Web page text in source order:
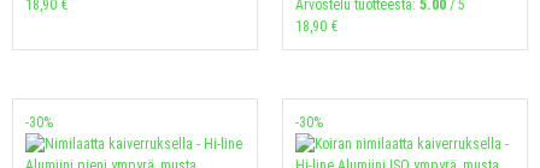
18,90 € Arvostelu tuotteesta: 5.00 / 5
18,90 €
-30% -30%